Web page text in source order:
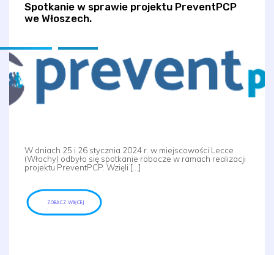
Spotkanie w sprawie projektu PreventPCP
we Włoszech.
W dniach 25 i 26 stycznia 2024 r. w miejscowości Lecce
(Włochy) odbyło się spotkanie robocze w ramach realizacji
projektu PreventPCP. Wzięli […]
ZOBACZ WIĘCEJ